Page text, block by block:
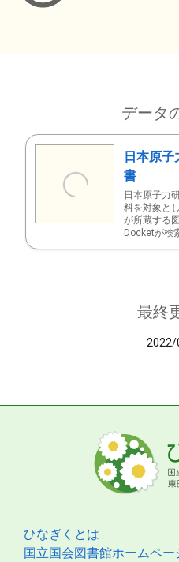
データ
日本原
書
日本原子力
料を対象と
が所蔵する図
Docketが検
最終
2022/
ひなぎくとは
国立国会図書館ホームペー